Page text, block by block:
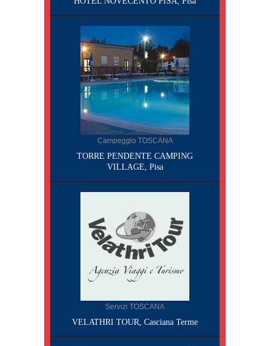
Campeggio TOSCANA
TORRE PENDENTE CAMPING
VILLAGE, Pisa
Servizi TOSCANA
VELATHRI TOUR, Casciana Terme